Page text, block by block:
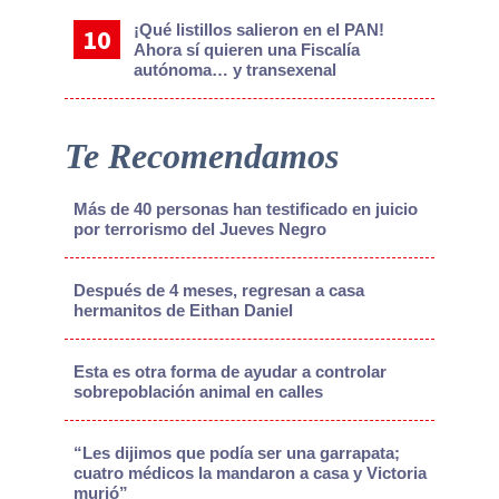
¡Qué listillos salieron en el PAN!
Ahora sí quieren una Fiscalía
autónoma… y transexenal
Te Recomendamos
Más de 40 personas han testificado en juicio
por terrorismo del Jueves Negro
Después de 4 meses, regresan a casa
hermanitos de Eithan Daniel
Esta es otra forma de ayudar a controlar
sobrepoblación animal en calles
“Les dijimos que podía ser una garrapata;
cuatro médicos la mandaron a casa y Victoria
murió”